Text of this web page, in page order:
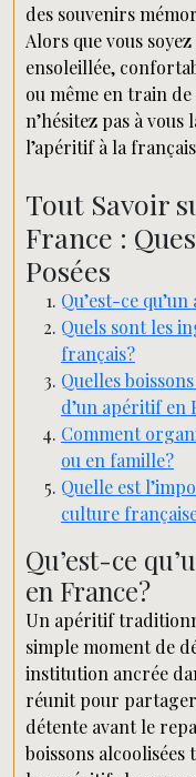
des souvenirs
Alors que vous
ensoleillée,
ou même en train
n’hésitez pas à
l’apéritif à la
Tout Savoir
France :
Posées
Qu’est-ce
Quels sont les
français?
Quelles
d’un apéritif en
Comment
ou en famille?
Quelle est
culture
Qu’est-ce
en France?
Un apéritif
simple moment de
institution ancrée
réunit pour
détente avant le
boissons alcoolisées